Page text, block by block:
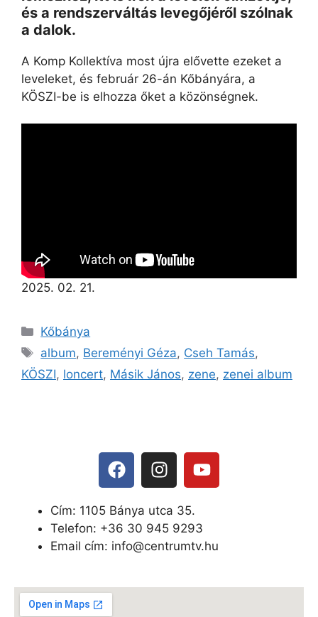
és a rendszerváltás levegőjéről szólnak
a dalok.
A Komp Kollektíva most újra elővette ezeket a
leveleket, és február 26-án Kőbányára, a
KÖSZI-be is elhozza őket a közönségnek.
2025. 02. 21.
Kőbánya
album, Bereményi Géza, Cseh Tamás,
KÖSZI, loncert, Másik János, zene, zenei album
Cím: 1105 Bánya utca 35.
Telefon: +36 30 945 9293
Email cím: info@centrumtv.hu